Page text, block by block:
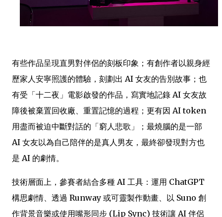
有些作品呈現直男對伴侶的刻板印象；有創作者以親身經
歷家人安寧照護的體驗，刻劃出 AI 女友的告別故事；也
有受「十二夜」電影啟發的作品，寫實地記錄 AI 女友故
障後被棄置回收廠、重置記憶的過程；更有因 AI token
用盡而被迫中斷對話的「窮人悲歌」；最燒腦的是一部
AI 女友以為自己陪伴的是真人男友，最終卻發現對方也
是 AI 的劇情。
技術層面上，參賽者結合多種 AI 工具：運用 ChatGPT
構思劇情、透過 Runway 或可靈製作動畫、以 Suno 創
作背景音樂或使用嘴形同步 (Lip Sync) 技術讓 AI 伴侶